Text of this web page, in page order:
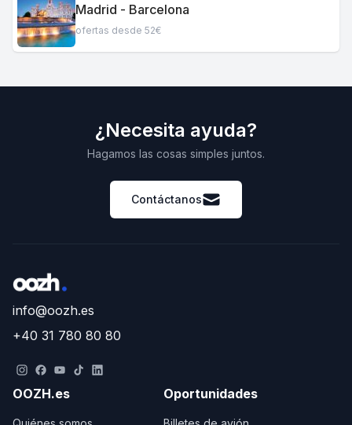
Madrid - Barcelona
ofertas desde 52€
¿Necesita ayuda?
Hagamos las cosas simples juntos.
Contáctanos
info@oozh.es
+40 31 780 80 80
OOZH.es Oportunidades